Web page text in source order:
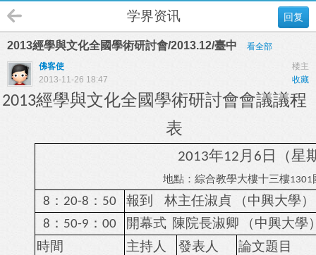
回复
学界资讯
2013經學與文化全國學術研討會/2013.12/臺中
看全部
楼主
佛客使
收藏
2013-11-26 18:47
2013經學與文化全國學術研討會會議議程
表
2013年12月 6 日（星
地點：綜合教學大樓十三樓1301
8 ： 20-8 ： 50 報到 林主任淑貞 （中興大學）
8 ： 50-9 ： 00 開幕式 陳院長淑卿 （中興大學
時間 主持人 發表人 論文題目